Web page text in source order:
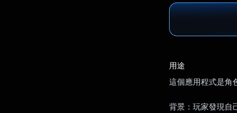
用途
這個應用程式是角
背景：玩家發現自